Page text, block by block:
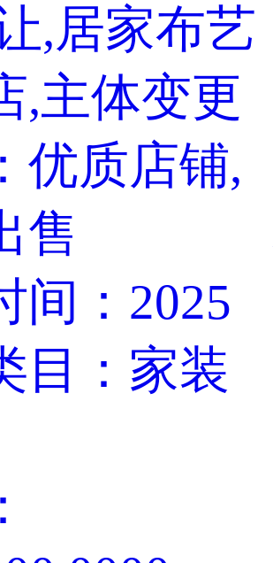
,居家布艺
,主体变更
优质店铺,
售
间： 2025
目： 家装